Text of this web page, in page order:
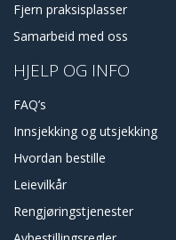
Fjern praksisplasser
Samarbeid med oss
HJELP OG INFO
FAQ’s
Innsjekking og utsjekking
Hvordan bestille
Leievilkår
Rengjøringstjenester